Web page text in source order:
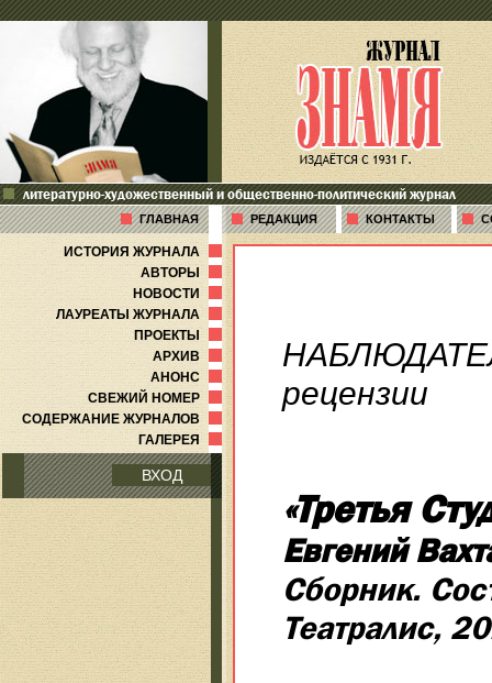
литературно-художественный и общественно-политический журнал
ГЛАВНАЯ РЕДАКЦИЯ КОНТАКТЫ
ИСТОРИЯ ЖУРНАЛА
АВТОРЫ
НОВОСТИ
ЛАУРЕАТЫ ЖУРНАЛА
ПРОЕКТЫ
АРХИВ
АНОНС
СВЕЖИЙ НОМЕР
СОДЕРЖАНИЕ ЖУРНАЛОВ
ГАЛЕРЕЯ
ВХОД
рецензии
«Третья
Евгений
Сборник.
Театралис,